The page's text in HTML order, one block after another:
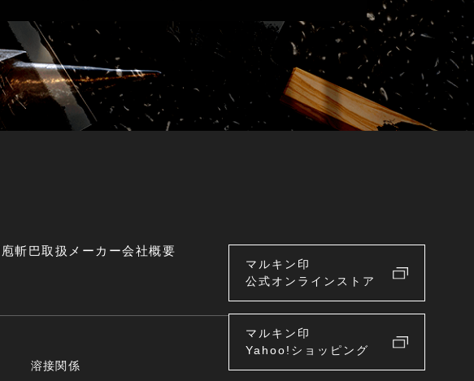
庖斬巴取扱メーカー会社概要
溶接関係
マルキン印
公式オンラインストア
マルキン印
Yahoo!ショッピング